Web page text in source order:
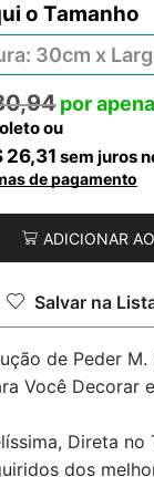
Tamanho
ou
26,31 sem juros
de pagamento
ADICIONAR
Salvar na
de Peder
Você Decorar
Direta no
dos